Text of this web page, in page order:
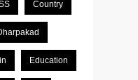
Country
Education